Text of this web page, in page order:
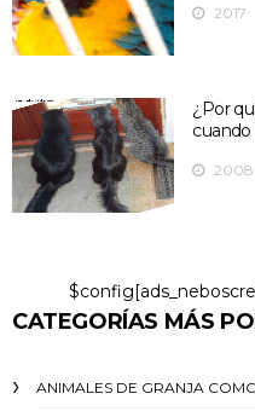
2017
¿Por
cuando
2008
CATEGORÍAS MÁS
ANIMALES DE GRANJA